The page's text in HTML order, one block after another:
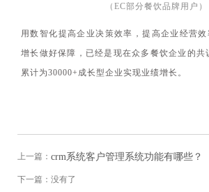
（EC部分餐饮品牌用户）
用数智化提高企业决策效率，提高企业经营
增长做好保障，已经是现在众多餐饮企业的共
累计为30000+成长型企业实现业绩增长。
上一篇： crm系统客户管理系统功能有哪些？
下一篇：没有了